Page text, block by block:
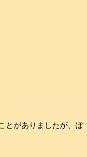
とがありましたが、ぼ